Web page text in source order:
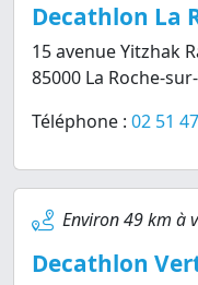
Decathlon La
15 avenue Yitzhak
85000 La Roche-
Téléphone : 02 51
Environ 49 km à
Decathlon